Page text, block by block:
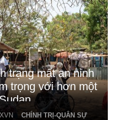
trạng mất an ninh
trọng với hơn một
CHÍNH TRỊ-QUÂN SỰ